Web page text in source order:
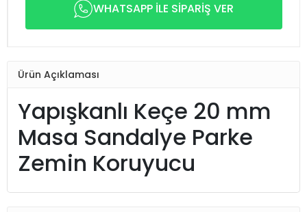
WHATSAPP İLE SİPARİŞ VER
Ürün Açıklaması
Yapışkanlı Keçe 20 mm
Masa Sandalye Parke
Zemin Koruyucu